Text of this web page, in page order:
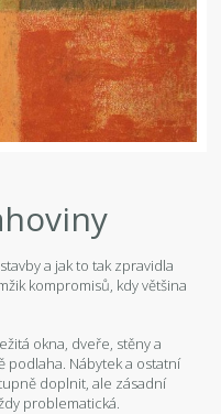
a jak to tak zpravidla
kompromisů, kdy většina
okna, dveře, stěny a
podlaha. Nábytek a ostatní
doplnit, ale zásadní
problematická.